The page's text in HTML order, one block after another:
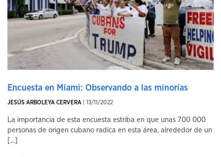
Encuesta en Miami: Observando a las minorías
JESÚS ARBOLEYA CERVERA | 13/11/2022
La importancia de esta encuesta estriba en que unas 700 000
personas de origen cubano radica en esta área, alrededor de un
[...]